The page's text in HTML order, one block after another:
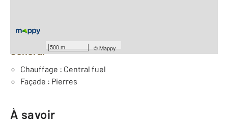
500 m ©Mappy
Équipements
Général
Chauffage : Central fuel
Façade : Pierres
À savoir